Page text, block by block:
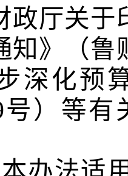
政厅关
知》（鲁
深化预
9号）等